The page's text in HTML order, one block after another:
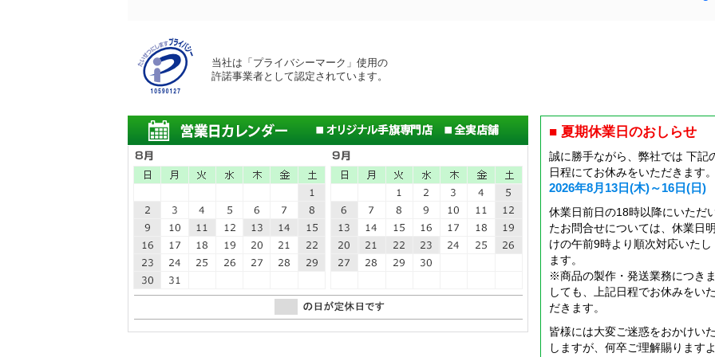
当社は「プライバシーマーク」使用の
許諾事業者として認定されています。
■ 夏期休業日のおしらせ
誠に勝手ながら、弊社では 下記
日程にてお休みをいただきます。
2026年8月13日(木)～16日(日)
休業日前日の18時以降にいただ
たお問合せについては、休業日明
けの午前9時より順次対応いたし
ます。
※商品の製作・発送業務につきま
しても、上記日程でお休みをいた
だきます。
皆様には大変ご迷惑をおかけいた
しますが、何卒ご理解賜りますよ